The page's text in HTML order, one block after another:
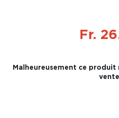
Fr.
Malheureusement ce produit
vente